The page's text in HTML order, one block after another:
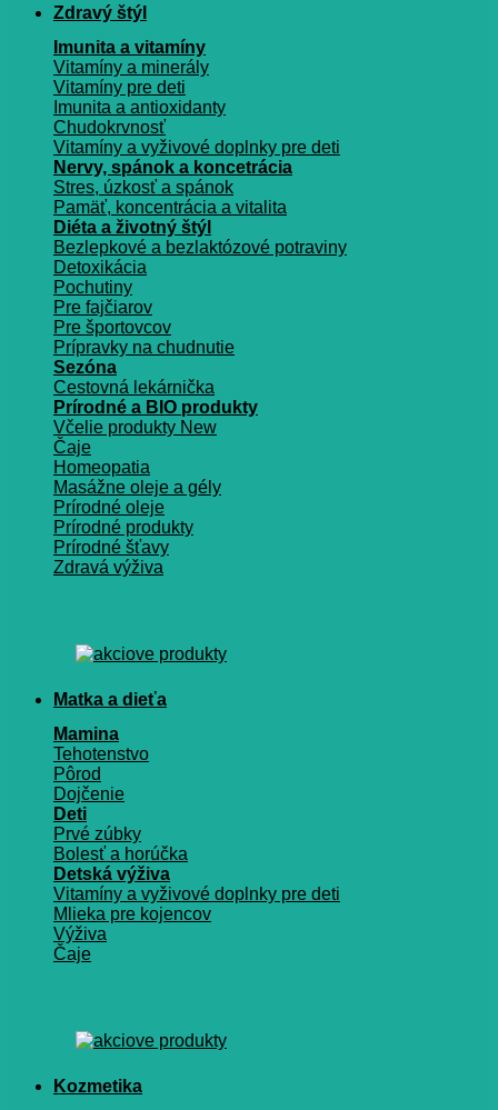
Zdravý štýl
Imunita a vitamíny
Vitamíny a minerály
Vitamíny pre deti
Imunita a antioxidanty
Chudokrvnosť
Vitamíny a vyživové doplnky pre deti
Nervy, spánok a koncetrácia
Stres, úzkosť a spánok
Pamäť, koncentrácia a vitalita
Diéta a životný štýl
Bezlepkové a bezlaktózové potraviny
Detoxikácia
Pochutiny
Pre fajčiarov
Pre športovcov
Prípravky na chudnutie
Sezóna
Cestovná lekárnička
Prírodné a BIO produkty
Včelie produkty
Čaje
Homeopatia
Masážne oleje a gély
Prírodné oleje
Prírodné produkty
Prírodné šťavy
Zdravá výživa
Matka a dieťa
Mamina
Tehotenstvo
Pôrod
Dojčenie
Deti
Prvé zúbky
Bolesť a horúčka
Detská výživa
Vitamíny a vyživové doplnky pre deti
Mlieka pre kojencov
Výživa
Čaje
Kozmetika